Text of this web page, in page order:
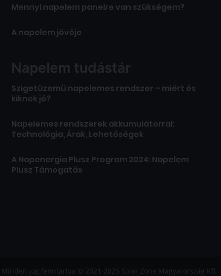
Mennyi napelem panelre van szükségem?
A napelem jövője
Napelem tudástár
Szigetüzemű napelemes rendszer – miért és
kiknek jó?
Napelemes rendszerek akkumulátorral:
Technológia, Árak, Lehetőségek
A Napenergia Plusz Program 2024: Napelem
Plusz Támogatás
Minden jog fenntartva © 2021-2025 Solar Zone Magyarország Kft.